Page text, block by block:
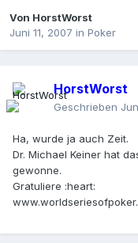
Von HorstWorst
Juni 11, 2007 in Poker
HorstWorst
Geschrieben
Ha, wurde ja auch Zeit.
Dr. Michael Keiner hat
gewonne.
Gratuliere :heart: